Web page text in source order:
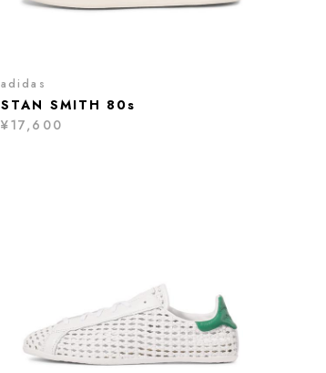
adidas
STAN SMITH 80s
¥17,600